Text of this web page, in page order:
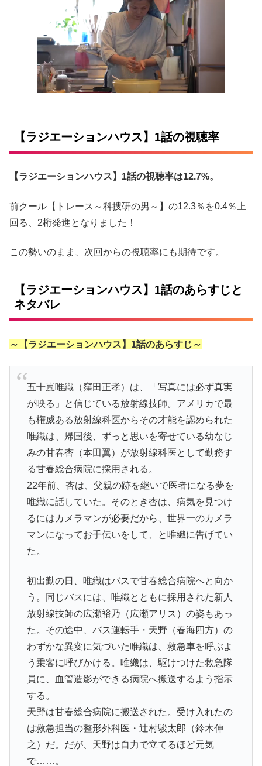
【ラジエーションハウス】1話の視聴率
【ラジエーションハウス】1話の視聴率は12.7%。
前クール【トレース～科捜研の男～】の12.3％を0.4％上
回る、2桁発進となりました！
この勢いのまま、次回からの視聴率にも期待です。
【ラジエーションハウス】1話のあらすじと
ネタバレ
～【ラジエーションハウス】1話のあらすじ～
五十嵐唯織（窪田正孝） は、「写真には必ず真実
が映る」と信じている放射線技師。アメリカで最
も権威ある放射線科医からその才能を認められた
唯織は、帰国後、ずっと思いを寄せている幼なじ
みの甘春杏（本田翼） が放射線科医として勤務す
る甘春総合病院に採用される。
22年前、杏は、父親の跡を継いで医者になる夢を
唯織に話していた。そのとき杏は、病気を見つけ
るにはカメラマンが必要だから、世界一のカメラ
マンになってお手伝いをして、と唯織に告げてい
た。
初出勤の日、唯織はバスで甘春総合病院へと向か
う。同じバスには、唯織とともに採用された新人
放射線技師の広瀬裕乃（広瀬アリス） の姿もあっ
た。その途中、バス運転手・天野（春海四方）の
わずかな異変に気づいた唯織は、救急車を呼ぶよ
う乗客に呼びかける。唯織は、駆けつけた救急隊
員に、血管造影ができる病院へ搬送するよう指示
する。
天野は甘春総合病院に搬送された。受け入れたの
は救急担当の整形外科医・ 辻村駿太郎（鈴木伸
之） だ。だが、天野は自力で立てるほど元気
で……。